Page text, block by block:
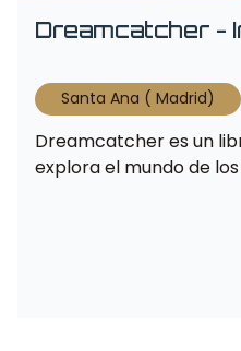
Santa Ana ( Madrid)
Dreamcatcher es un
explora el mundo de los